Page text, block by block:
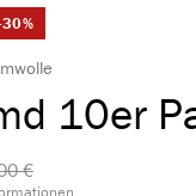
10er
€​